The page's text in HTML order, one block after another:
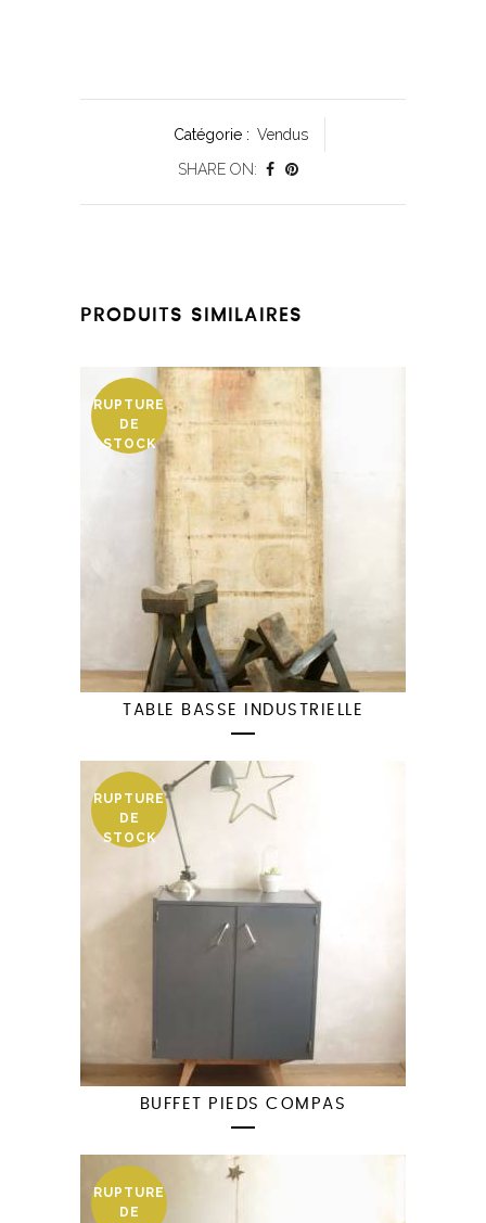
Catégorie : Vendus
SHARE ON:
PRODUITS SIMILAIRES
RUPTURE
DE
STOCK
TABLE BASSE INDUSTRIELLE
RUPTURE
DE
STOCK
BUFFET PIEDS COMPAS
RUPTURE
DE